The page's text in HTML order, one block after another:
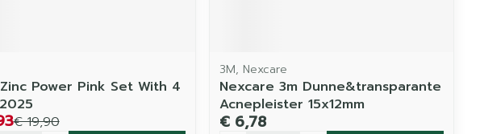
Power Pink Set With 4
€ 19,90
3M, Nexcare
Nexcare 3m Dunne&transparante
Acnepleister 15x12mm
€ 6,78